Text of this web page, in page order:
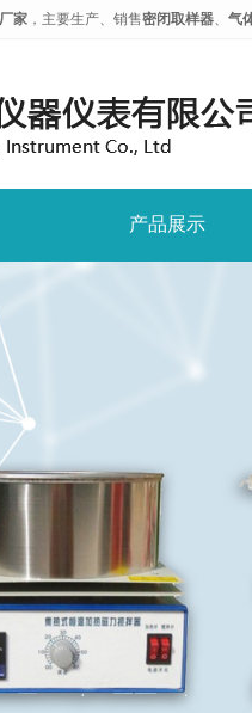
家 ，主要生产、销售密闭取样器、 气
产品展示